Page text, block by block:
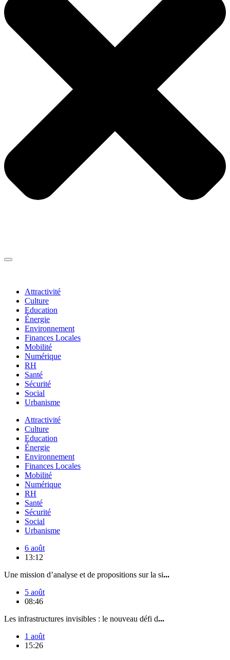
Attractivité
Culture
Education
Énergie
Environnement
Finances Locales
Mobilité
Numérique
RH
Santé
Sécurité
Social
Urbanisme
Attractivité
Culture
Education
Énergie
Environnement
Finances Locales
Mobilité
Numérique
RH
Santé
Sécurité
Social
Urbanisme
6 août
13:12
Une mission d’analyse et de propositions sur la si...
5 août
08:46
Les infrastructures invisibles : le nouveau défi d...
1 août
15:26